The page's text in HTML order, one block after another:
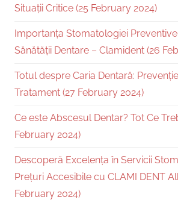
Situații Critice (25 February 2024)
Importanța Stomatologiei
Sănătății Dentare – Clamident (26
Totul despre Caria Dentară:
Tratament (27 February 2024)
Ce este Abscesul Dentar? Tot Ce
February 2024)
Descoperă Excelența în Servicii
Prețuri Accesibile cu CLAMI DENT
February 2024)